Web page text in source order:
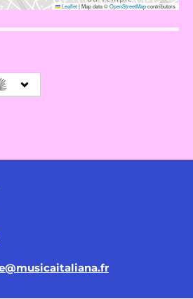
Leaflet|Map data ©OpenStreetMapcontributors